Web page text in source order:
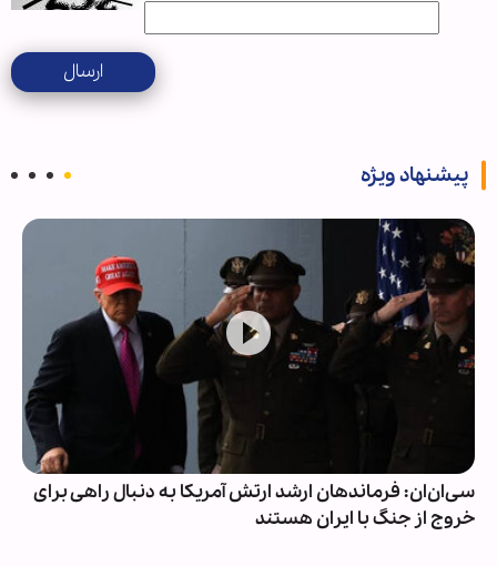
ارسال
پیشنهاد ویژه
سی‌ان‌ان: فرماندهان ارشد ارتش آمریکا به دنبال راهی برای
خروج از جنگ با ایران هستند